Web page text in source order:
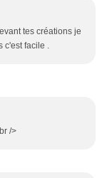
tes créations je
c'est facile .
/>